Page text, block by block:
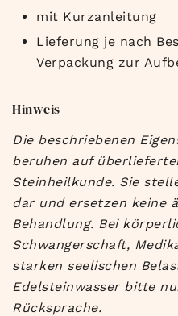
mit Kurzanleitung
Lieferung je nach
Verpackung zur
Hinweis
Die beschriebenen
beruhen auf
Steinheilkunde. Sie
dar und ersetzen keine
Behandlung. Bei
Schwangerschaft,
starken seelischen
Edelsteinwasser bitte
Rücksprache.